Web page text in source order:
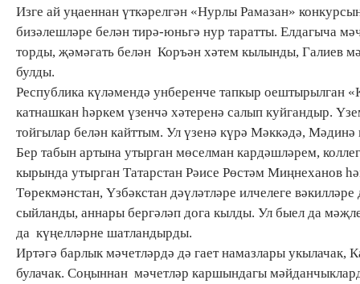
Изге ай уңаеннан үткәрелгән «Нурлы Рамазан»
бизәлешләре белән тирә-юньгә нур таратты. Елдагыча
торды, җәмәгать белән Коръән хәтем кылынды, Галиев
булды.
Республика күләмендә унберенче тапкыр оештырылган
катнашкан һәркем үзенчә хәтеренә салып куйгандыр.
тойгылар белән кайттым. Ул үзенә күрә Мәккәдә,
Бер табын артына утырган мөселман кардәшләрем,
кырында утырган Татарстан Рәисе Рөстәм Миңнеханов
Төрекмәнстан, Үзбәкстан дәүләтләре илчелеге
сыйланды, аннары бергәләп дога кылды. Ул быел да
да күңелләрне шатландырды.
Иртәгә барлык мәчетләрдә дә гает намазлары
булачак. Соңыннан мәчетләр каршындагы